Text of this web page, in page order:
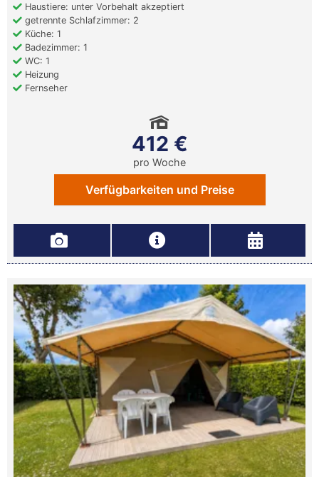
Haustiere: unter Vorbehalt akzeptiert
getrennte Schlafzimmer: 2
Küche: 1
Badezimmer: 1
WC: 1
Heizung
Fernseher
412 €
pro Woche
Verfügbarkeiten und Preise